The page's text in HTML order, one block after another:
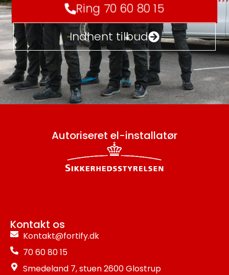
Ring 70 60 80 15
Indhent tilbud
Autoriseret el-installatør
Kontakt os
Kontakt@fortify.dk
70 60 80 15
Smedeland 7, stuen 2600 Glostrup